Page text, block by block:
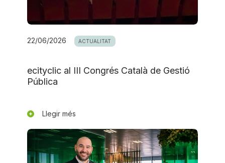
22/06/2026 ACTUALITAT
ecityclic al III Congrés Català de Gestió
Pública
Llegir més